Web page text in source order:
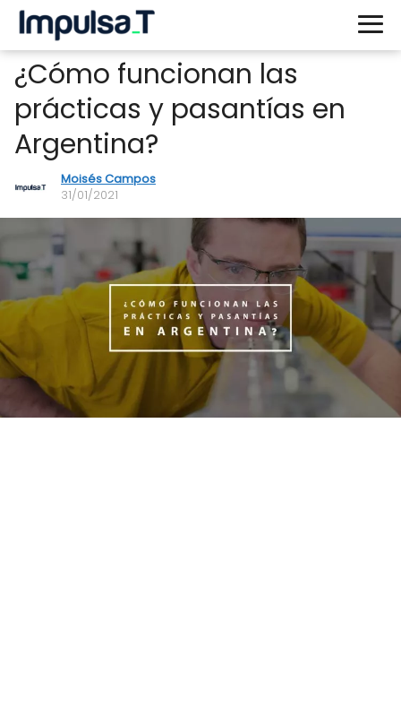
¿Cómo funcionan las
prácticas y pasantías en
Argentina?
Moisés Campos
31/01/2021